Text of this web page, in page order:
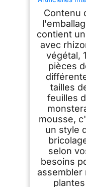
Pot,71cm
Plante Idéal
Décoration
Salon,
Bureau et
Pot）
Contenu
contient
avec
végétal,
pièces
tailles
feuilles
mousse,
un style
selon
besoins
assembler
plantes